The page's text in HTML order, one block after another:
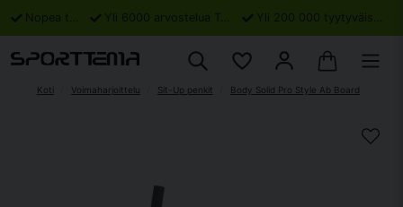
Nopea toimitus Yli 6000 arvostelua Trustpilotissa Yli 200 000 tyytyväistä asiakasta
Koti Voimaharjoittelu Sit-Up penkit Body Solid Pro Style Ab Board